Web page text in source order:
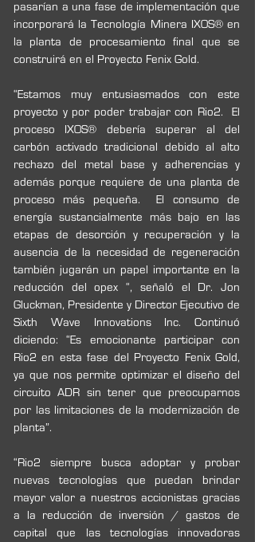
pasarían a una fase de implementación que
incorporará la Tecnología Minera IXOS® en
la planta de procesamiento final que se
construirá en el Proyecto Fenix Gold.
“Estamos muy entusiasmados con este
proyecto y por poder trabajar con Rio2.  El
proceso IXOS® debería superar al del
carbón activado tradicional debido al alto
rechazo del metal base y adherencias y
además porque requiere de una planta de
proceso más pequeña.  El consumo de
energía sustancialmente más bajo en las
etapas de desorción y recuperación y la
ausencia de la necesidad de regeneración
también jugarán un papel importante en la
reducción del opex “, señaló el Dr. Jon
Gluckman, Presidente y Director Ejecutivo de
Sixth Wave Innovations Inc. Continuó
diciendo: “Es emocionante participar con
Rio2 en esta fase del Proyecto Fenix Gold,
ya que nos permite optimizar el diseño del
circuito ADR sin tener que preocuparnos
por las limitaciones de la modernización de
planta”.
“Rio2 siempre busca adoptar y probar
nuevas tecnologías que puedan brindar
mayor valor a nuestros accionistas gracias
a la reducción de inversión / gastos de
capital que las tecnologías innovadoras